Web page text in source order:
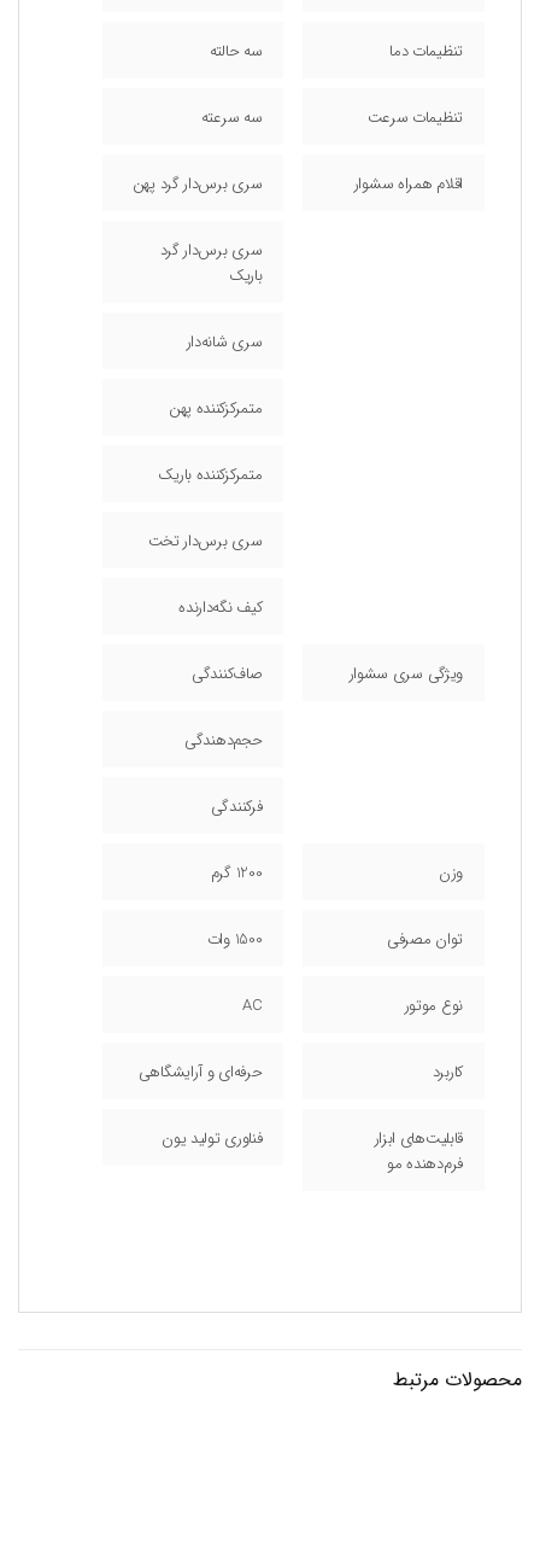
تنظیمات دما سه حالته
تنظیمات سرعت سه سرعته
اقلام همراه سشوار سری برس‌دار گرد پهن
سری برس‌دار گرد
باریک
سری شانه‌دار
متمرکز‌کننده پهن
متمرکز‌کننده باریک
سری برس‌دار تخت
کیف نگه‌دارنده
ویژگی سری سشوار صاف‌کنندگی
حجم‌دهندگی
فرکنندگی
وزن 1200 گرم
توان مصرفی 1500 وات
نوع موتور AC
کاربرد حرفه‌ای و آرایشگاهی
قابلیت‌های ابزار
فرم‌دهنده مو
فناوری تولید یون
محصولات مرتبط